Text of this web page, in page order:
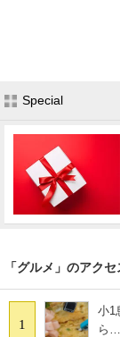
Special
「グルメ」のアク
1
小1
ら